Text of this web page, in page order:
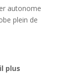
autonome
plein de
plus